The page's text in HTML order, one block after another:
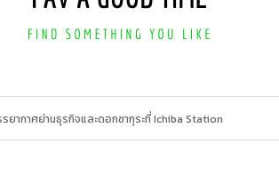
ากาศย่านธุรกิจและดอกซากุระที่ Ichiba Station